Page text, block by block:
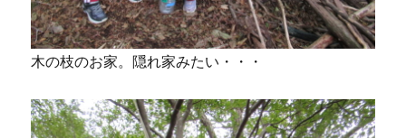
木の枝のお家。隠れ家みたい・・・